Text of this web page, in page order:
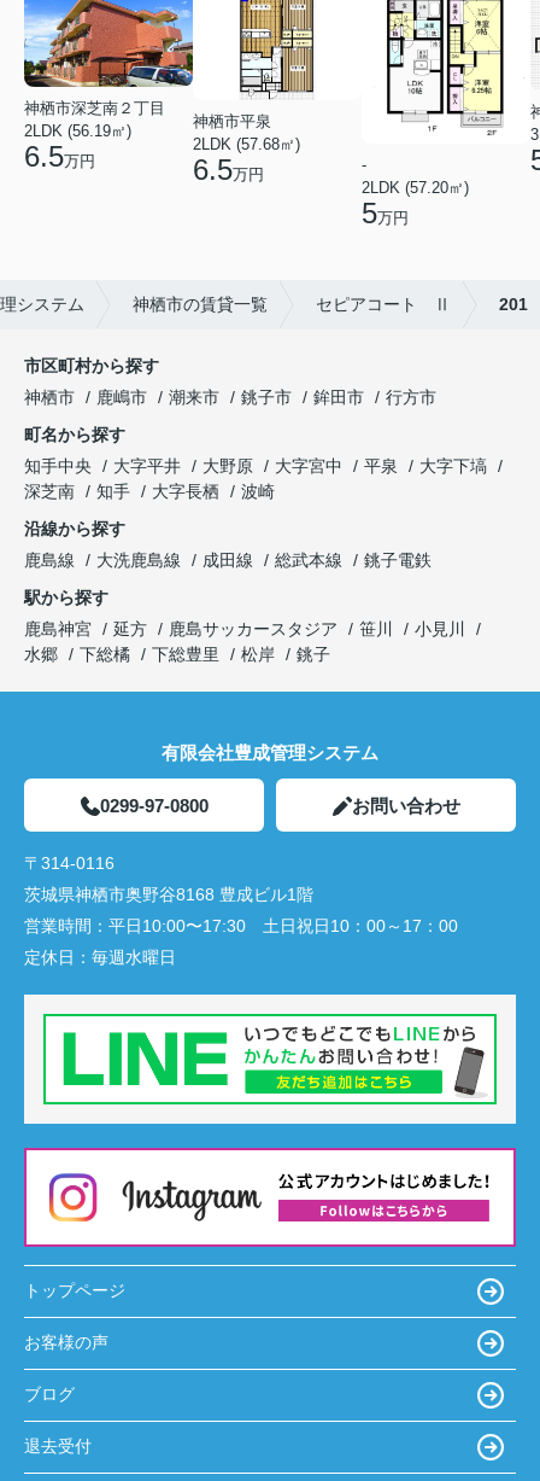
神栖市深芝南２丁目
2LDK (56.19㎡)
6.5万円
神栖市平泉
2LDK (57.68㎡)
6.5万円
-
2LDK (57.20㎡)
5万円
システム 神栖市の賃貸一覧 セピアコート Ⅱ 201
市区町村から探す
神栖市
鹿嶋市 潮来市 銚子市 鉾田市
行方市
町名から探す
知手中央
大字平井 大野原 大字宮中 平泉
大字下塙
深芝南
知手 大字長栖
波崎
沿線から探す
鹿島線
大洗鹿島線 成田線 総武本線
銚子電鉄
駅から探す
鹿島神宮
延方 鹿島サッカースタジア 笹川
小見川
水郷
下総橘 下総豊里 松岸 銚子
有限会社豊成管理システム
0299-97-0800 お問い合わせ
〒314-0116
茨城県神栖市奥野谷8168 豊成ビル1階
営業時間： 平日10:00〜17:30 土日祝日10：00～17：00
定休日： 毎週水曜日
トップページ
お客様の声
ブログ
退去受付